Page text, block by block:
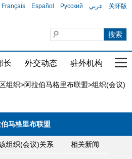
Français Español Русский عربي 关怀版
长 外交动态 驻外机构 国
组织>阿拉伯马格里布联盟>组织(会议)
伯马格里布联盟
组织(会议)关系 相关新闻